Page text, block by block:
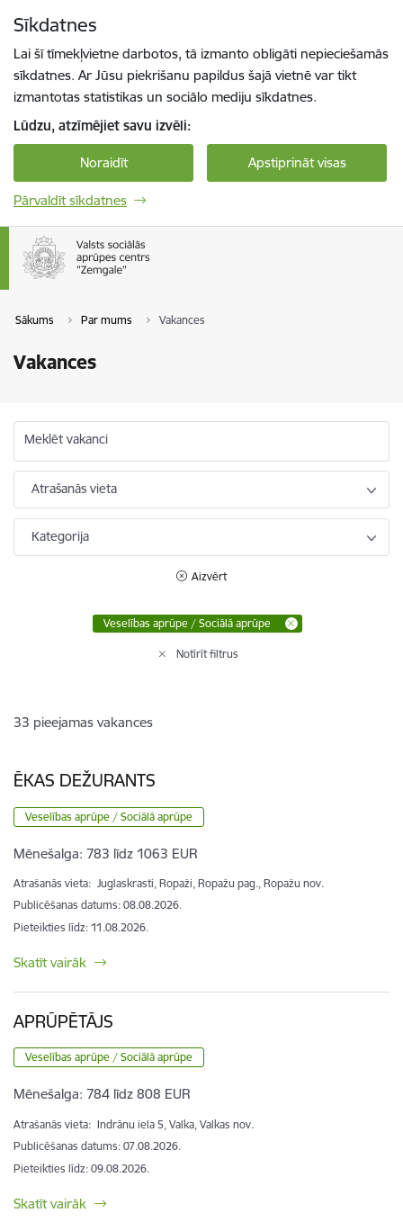
Sīkdatnes
Lai šī tīmekļvietne darbotos, tā izmanto obligāti nepieciešamās
sīkdatnes. Ar Jūsu piekrišanu papildus šajā vietnē var tikt
izmantotas statistikas un sociālo mediju sīkdatnes.
Lūdzu, atzīmējiet savu izvēli:
Noraidīt Apstiprināt visas
Pārvaldīt sīkdatnes
Sākums Par mums Vakances
Vakances
Meklēt vakanci
Atrašanās vieta
Kategorija
Aizvērt
Veselības aprūpe / Sociālā aprūpe
Notīrīt filtrus
33 pieejamas vakances
ĒKAS DEŽURANTS
Veselības aprūpe / Sociālā aprūpe
Mēnešalga: 783 līdz 1063 EUR
Atrašanās vieta: Juglaskrasti, Ropaži, Ropažu pag., Ropažu nov.
Publicēšanas datums: 08.08.2026.
Pieteikties līdz: 11.08.2026.
Skatīt vairāk
APRŪPĒTĀJS
Veselības aprūpe / Sociālā aprūpe
Mēnešalga: 784 līdz 808 EUR
Atrašanās vieta: Indrānu iela 5, Valka, Valkas nov.
Publicēšanas datums: 07.08.2026.
Pieteikties līdz: 09.08.2026.
Skatīt vairāk